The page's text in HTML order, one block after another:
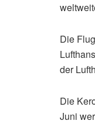
Die
der
Die
Juni